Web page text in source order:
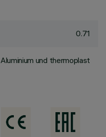
0.71
Aluminium und thermoplast